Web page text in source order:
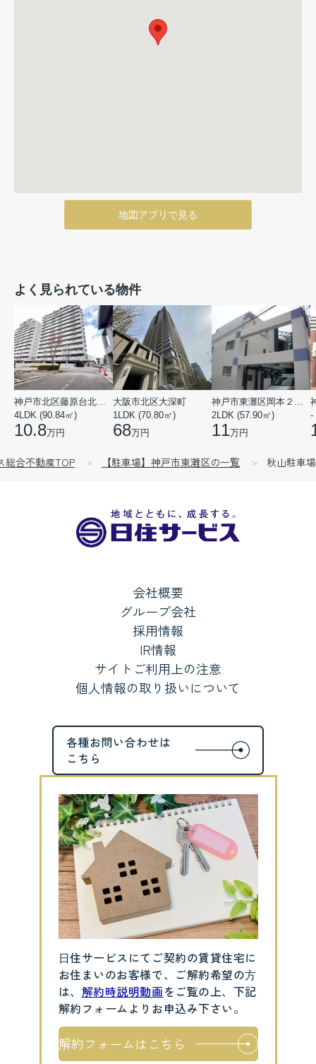
地図アプリで見る
よく見られている物件
4LDK (90.84㎡)
10.8万円
大阪市北区大深町
1LDK (70.80㎡)
68万円
2LDK (57.90㎡)
11万円
-
総合不動産TOP 【駐車場】神戸市東灘区の一覧 秋山駐車場
会社概要
グループ会社
採用情報
IR情報
サイトご利用上の注意
個人情報の取り扱いについて
⽇住サービスにてご契約の賃貸住宅に
お住まいのお客様で、ご解約希望の⽅
は、 解約時説明動画をご覧の上、下記
解約フォームよりお申込み下さい。
解約フォームはこちら